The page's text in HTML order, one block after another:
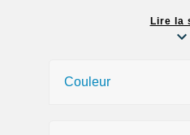
Si vous êtes à la recherche d'une
cette catégorie.
Lire la
Couleur